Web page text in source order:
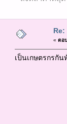
Re:
« ตอ
เป็นเกษตรกรกัน